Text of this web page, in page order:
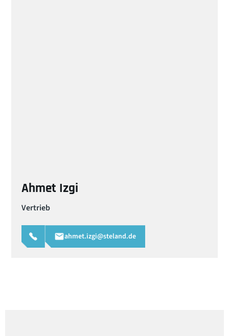
Ahmet Izgi
Vertrieb
ahmet.izgi@steland.de